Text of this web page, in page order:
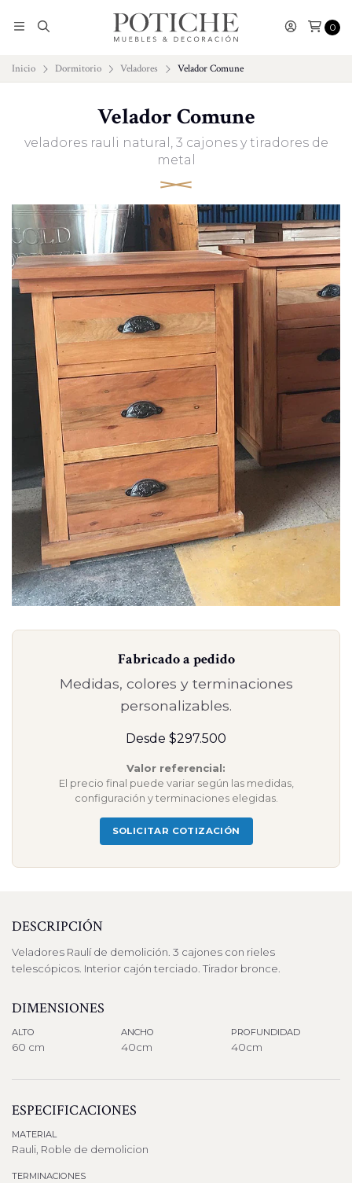
0
Inicio Dormitorio Veladores Velador Comune
Velador Comune
veladores rauli natural, 3 cajones y tiradores de
metal
Fabricado a pedido
Medidas, colores y terminaciones
personalizables.
Desde $297.500
Valor referencial:
El precio final puede variar según las medidas,
configuración y terminaciones elegidas.
SOLICITAR COTIZACIÓN
DESCRIPCIÓN
Veladores Raulí de demolición. 3 cajones con rieles
telescópicos. Interior cajón terciado. Tirador bronce.
DIMENSIONES
ALTO
60 cm
ANCHO
40cm
PROFUNDIDAD
40cm
ESPECIFICACIONES
MATERIAL
Rauli, Roble de demolicion
TERMINACIONES